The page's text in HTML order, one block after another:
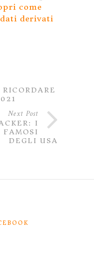
come
derivati
Next Post
I
DEGLI USA